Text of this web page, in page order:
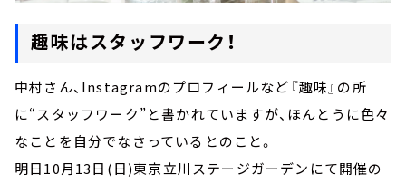
趣味はスタッフワーク！
中村さん、Instagramのプロフィールなど『趣味』の所
に“スタッフワーク”と書かれていますが、ほんとうに色々
なことを自分でなさっているとのこと。
明日10月13日(日)東京立川ステージガーデンにて開催の